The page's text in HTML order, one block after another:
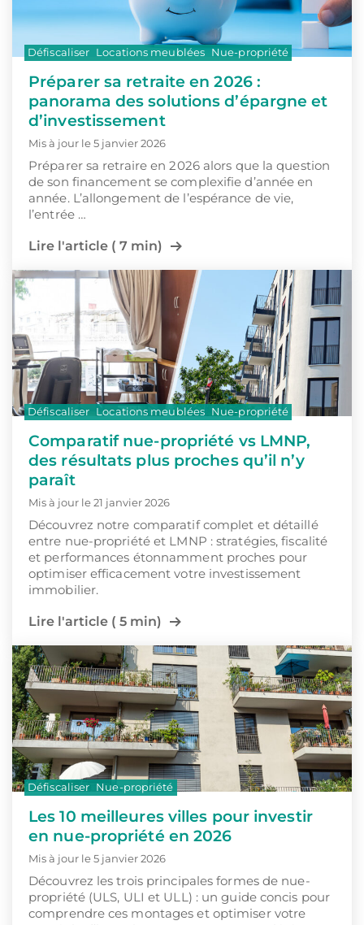
Préparer sa retraite en 2026 :
panorama des solutions d’épargne et
d’investissement
Mis à jour le 5 janvier 2026
Préparer sa retraire en 2026 alors que la question
de son financement se complexifie d’année en
année. L’allongement de l’espérance de vie,
l’entrée …
Lire l'article ( 7 min)
Défiscaliser Locations meublées Nue-propriété
Comparatif nue-propriété vs LMNP,
des résultats plus proches qu’il n’y
paraît
Mis à jour le 21 janvier 2026
Découvrez notre comparatif complet et détaillé
entre nue-propriété et LMNP : stratégies, fiscalité
et performances étonnamment proches pour
optimiser efficacement votre investissement
immobilier.
Lire l'article ( 5 min)
Défiscaliser Locations meublées Nue-propriété
Les 10 meilleures villes pour investir
en nue-propriété en 2026
Mis à jour le 5 janvier 2026
Découvrez les trois principales formes de nue-
propriété (ULS, ULI et ULL) : un guide concis pour
comprendre ces montages et optimiser votre
Défiscaliser Nue-propriété